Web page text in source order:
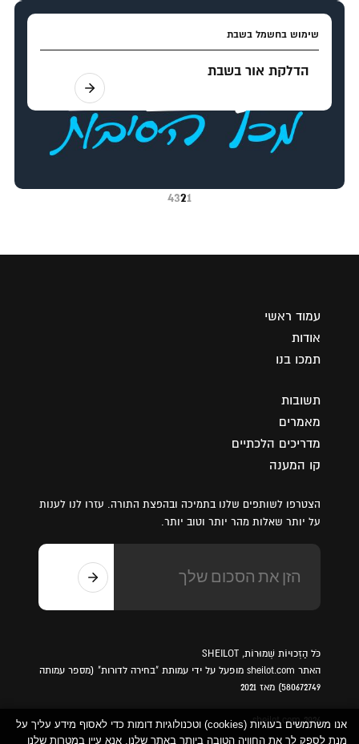
שימוש בחשמל בשבת
הדלקת אור בשבת
1
2
3
4
עמוד ראשי
אודות
תמכו בנו
תשובות
מאמרים
מדריכים הלכתיים
קו המענה
הצטרפו לשותפים שלנו בתמיכה ובהפצת התורה. עזרו לנו לענות
על יותר שאלות מהר יותר וטוב יותר.
כֹּל הַזְכוּיוֹת שְׁמוּרוֹת, SHEILOT
האתר sheilot.com מופעל על ידי עמותת "בחירה לדורות" (מספר עמותה
580672749) מאז 2021
sheilot.com 2026
אנו משתמשים בעוגיות (cookies) וטכנולוגיות דומות כדי לאסוף מידע עליך על
מנת לספק לך את החוויה הטובה ביותר באתר שלנו. אנא עיין במטרות שלנו